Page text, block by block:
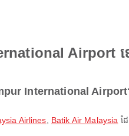
Airport
International
Airlines Batik Air Malaysia ដ